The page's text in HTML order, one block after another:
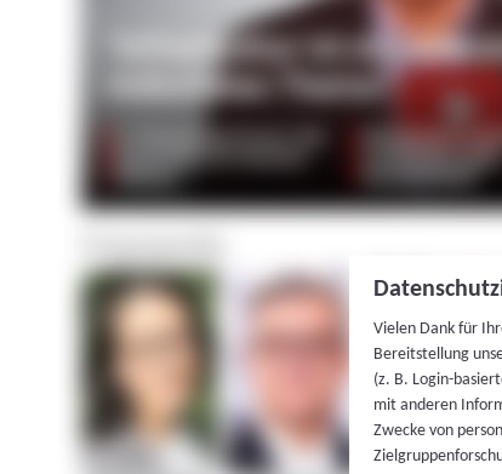
Vielen Dank für
Bereitstellung
(z. B. Login-
mit anderen
Zwecke von